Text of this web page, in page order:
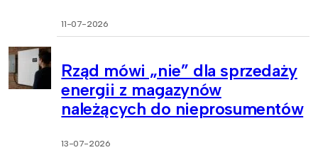
11-07-2026
Rząd mówi „nie” dla sprzedaży
energii z magazynów
należących do nieprosumentów
13-07-2026